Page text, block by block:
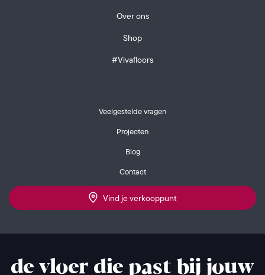
Over ons
Shop
#Vivafloors
Veelgestelde vragen
Projecten
Blog
Contact
Vind je verkooppunt
de vloer die past bij jouw